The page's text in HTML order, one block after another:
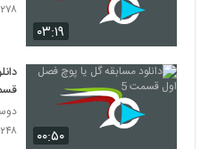
۰۳:۱۹
۲۷۸ بازدید
۰۰:۵۰
۲۴۸ بازدید